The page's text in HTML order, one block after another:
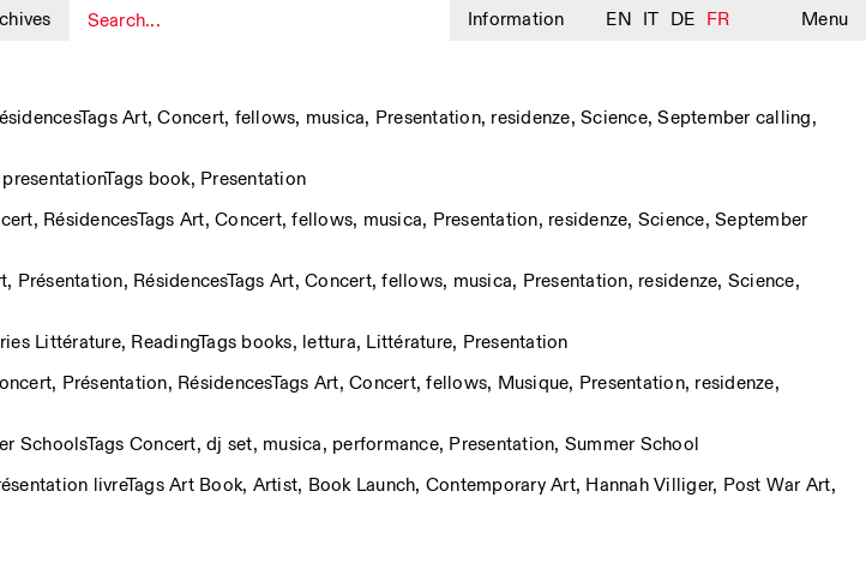
Information EN IT DE FR Menu
Tags Art,Concert, fellows, musica, Presentation, residenze, Science,September calling,
Tags book, Presentation
, RésidencesTags Art, Concert,fellows, musica, Presentation, residenze, Science, September
, Présentation, RésidencesTags Art, Concert,fellows, musica, Presentation, residenze, Science,
Littérature, ReadingTags books, lettura, Littérature, Presentation
, Présentation, RésidencesTags Art, Concert,fellows, Musique, Presentation, residenze,
SchoolsTags Concert, dj set, musica, performance, Presentation, Summer School
livreTags Art Book, Artist, Book Launch, Contemporary Art, Hannah Villiger, Post War Art,